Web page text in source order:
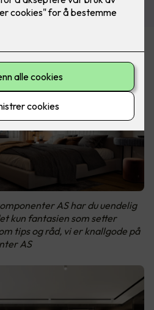
AS har du uendelig
kun fantasien som setter
tips og råd, vi er knallgode på
AS